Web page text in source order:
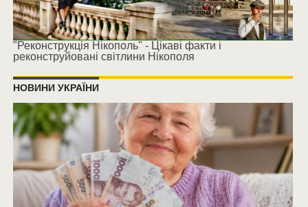
"Реконструкція Нікополь" - Цікаві факти і
реконструйовані світлини Нікополя
НОВИНИ УКРАЇНИ